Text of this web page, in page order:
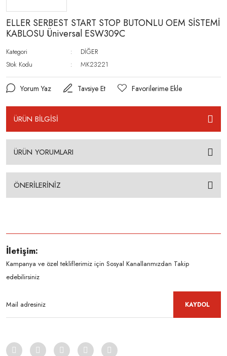
ELLER SERBEST START STOP BUTONLU OEM SİSTEMİ
KABLOSU Üniversal ESW309C
Kategori
DİĞER
Stok Kodu
MK23221
Yorum Yaz Tavsiye Et
ÜRÜN BİLGİSİ
ÜRÜN YORUMLARI
ÖNERİLERİNİZ
İletişim:
Kampanya ve özel tekliflerimiz için Sosyal Kanallarımızdan Takip
edebilirsiniz
KAYDOL